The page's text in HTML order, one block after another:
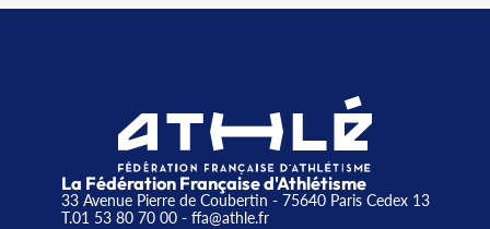
La Fédération Française d'Athlétisme
33 Avenue Pierre de Coubertin - 75640 Paris Cedex 13
T.01 53 80 70 00- ffa@athle.fr